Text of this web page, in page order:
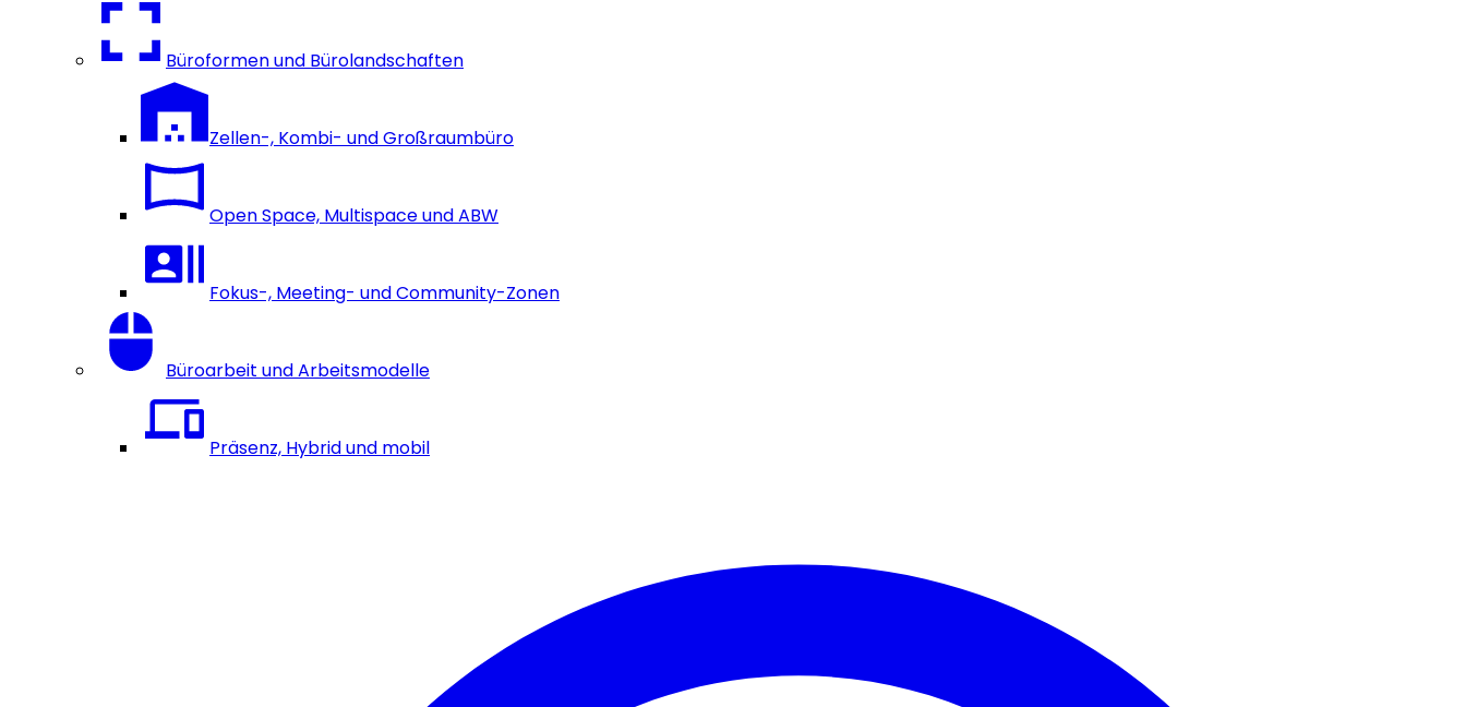
Büroformen und Bürolandschaften
Zellen-, Kombi- und Großraumbüro
Open Space, Multispace und ABW
Fokus-, Meeting- und Community-Zonen
Büroarbeit und Arbeitsmodelle
Präsenz, Hybrid und mobil